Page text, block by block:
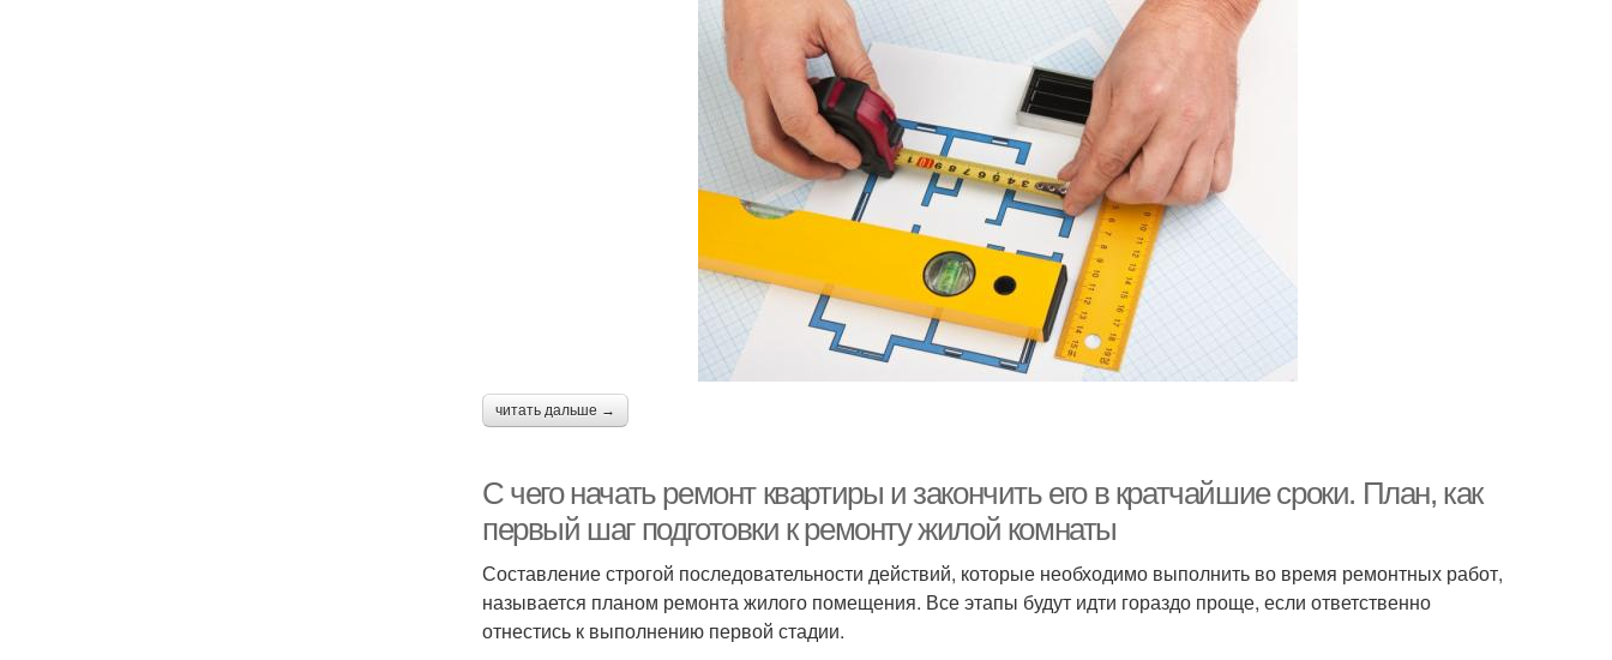
читать дальше →
С чего начать ремонт квартиры и закончить его в кратчайшие сроки. План, как
первый шаг подготовки к ремонту жилой комнаты
Составление строгой последовательности действий, которые необходимо выполнить во время ремонтных работ,
называется планом ремонта жилого помещения. Все этапы будут идти гораздо проще, если ответственно
отнестись к выполнению первой стадии.